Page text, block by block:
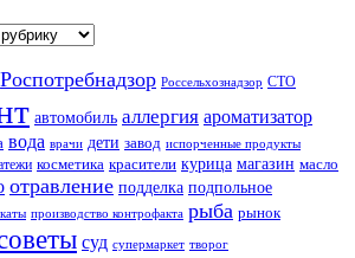
Роспотребнадзор Россельхознадзор СТО
автомобиль аллергия ароматизатор
вода врачи дети завод испорченные продукты
косметика красители курица магазин масло
отравление подделка подпольное
производство контрофакта рыба рынок
суд супермаркет творог